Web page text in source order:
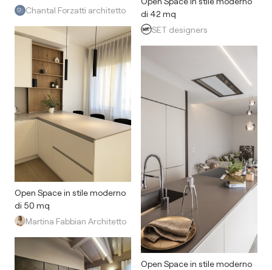
Chantal Forzatti architetto
Open Space in stile moderno
di 50 mq
Martina Fabbian Architetto
di 42 mq
SET designers
Open Space in stile moderno